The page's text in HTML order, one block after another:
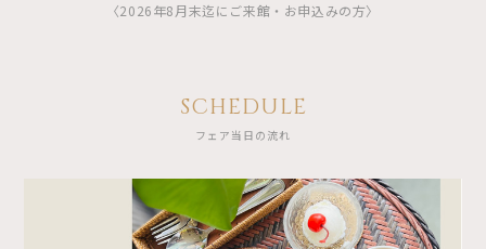
〈2026年8月末迄にご来館・お申込みの方〉
SCHEDULE
フェア当日の流れ